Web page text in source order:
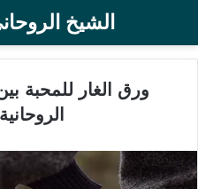
الشيخ
ورق الغار للمحبة